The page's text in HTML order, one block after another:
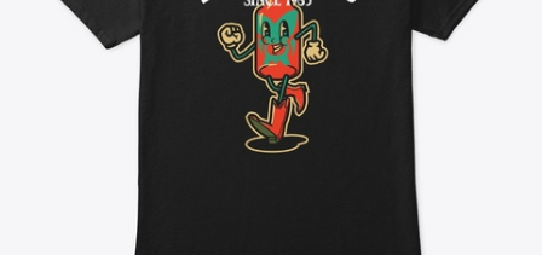
Venda en todas partes
Venda lo que sea